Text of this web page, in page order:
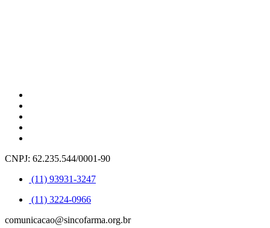
CNPJ: 62.235.544/0001-90
(11) 93931-3247
(11) 3224-0966
comunicacao@sincofarma.org.br